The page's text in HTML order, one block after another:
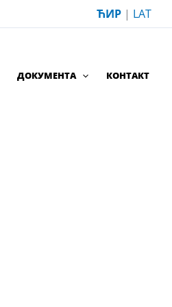
ЋИР | LAT
ДОКУМЕНТА КОНТАКТ